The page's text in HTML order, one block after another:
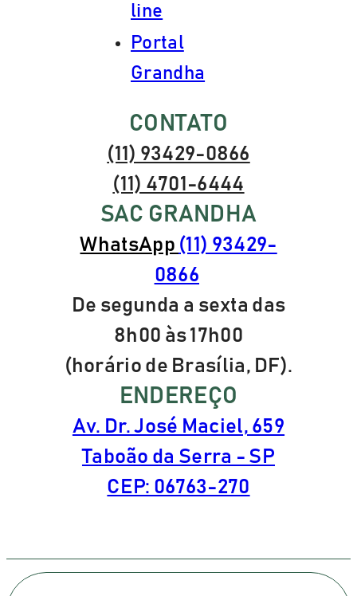
line
Portal
Grandha
CONTATO
(11) 93429-0866
(11) 4701-6444
SAC GRANDHA
WhatsApp (11) 93429-
0866
De segunda a sexta das
8h00 às 17h00
(horário de Brasília, DF).
ENDEREÇO
Av. Dr. José Maciel, 659
Taboão da Serra - SP
CEP: 06763-270